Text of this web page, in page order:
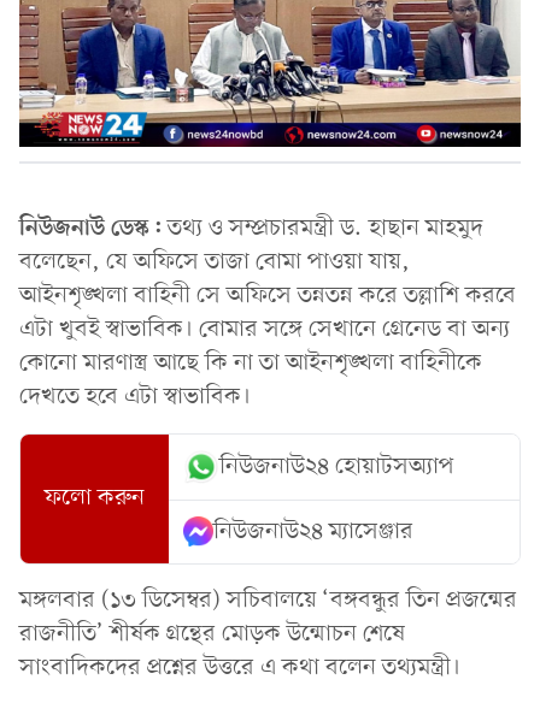
নিউজনাউ ডেস্ক:তথ্য ও সম্প্রচারমন্ত্রী ড. হাছান মাহমুদ
বলেছেন, যে অফিসে তাজা বোমা পাওয়া যায়,
আইনশৃঙ্খলা বাহিনী সে অফিসে তন্নতন্ন করে তল্লাশি করবে
এটা খুবই স্বাভাবিক। বোমার সঙ্গে সেখানে গ্রেনেড বা অন্য
কোনো মারণাস্ত্র আছে কি না তা আইনশৃঙ্খলা বাহিনীকে
দেখতে হবে এটা স্বাভাবিক।
ফলো করুন
নিউজনাউ২৪ হোয়াটসঅ্যাপ
নিউজনাউ২৪ ম্যাসেঞ্জার
মঙ্গলবার (১৩ ডিসেম্বর) সচিবালয়ে ‘বঙ্গবন্ধুর তিন প্রজন্মের
রাজনীতি’ শীর্ষক গ্রন্থের মোড়ক উন্মোচন শেষে
সাংবাদিকদের প্রশ্নের উত্তরে এ কথা বলেন তথ্যমন্ত্রী।